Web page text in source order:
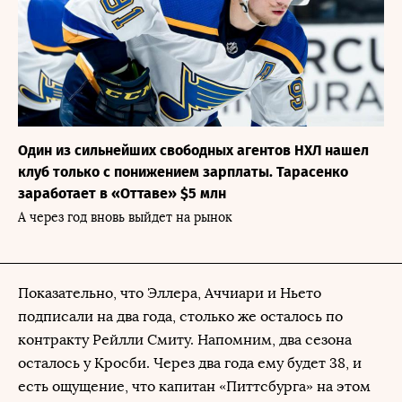
Один из сильнейших свободных агентов НХЛ нашел
клуб только с понижением зарплаты. Тарасенко
заработает в «Оттаве» $5 млн
А через год вновь выйдет на рынок
Показательно, что Эллера, Аччиари и Ньето
подписали на два года, столько же осталось по
контракту Рейлли Смиту. Напомним, два сезона
осталось у Кросби. Через два года ему будет 38, и
есть ощущение, что капитан «Питтсбурга» на этом